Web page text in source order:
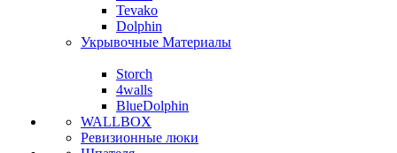
Tevako
Dolphin
Укрывочные Материалы
Storch
4walls
BlueDolphin
WALLBOX
Ревизионные люки